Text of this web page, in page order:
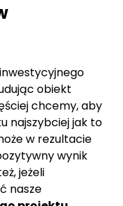
obiekt
chcemy, aby
najszybciej jak to
w rezultacie
wynik
jeżeli
nasze